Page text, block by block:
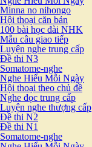
Minna no nihongo
Hội thoại căn bản
100 bài học đài NHK
Mẫu câu giao tiếp
Luyện nghe trung cấp
Đề thi N3
Somatome-nghe
Nghe Hiểu Mỗi Ngày
Hội thoại theo chủ đề
Nghe đọc trung cấp
Luyện nghe thượng cấp
Đề thi N2
Đề thi N1
Somatome-nghe